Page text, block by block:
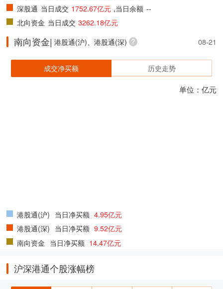
深股通 当日成交 1752.67亿元 ,当日余额 --
北向资金 当日成交 3262.18亿元
南向资金| 港股通(沪)、港股通(深) 08-21
成交净买额 历史走势
单位：亿元
港股通(沪) 当日净买额 4.95亿元
港股通(深) 当日净买额 9.52亿元
南向资金 当日净买额 14.47亿元
沪深港通个股涨幅榜